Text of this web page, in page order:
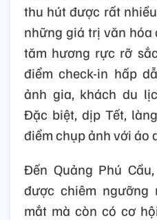
thu hút được rất
những giá trị văn hóa
tăm hương rực rỡ
điểm check-in hấp
ảnh gia, khách du
Đặc biệt, dịp Tết,
điểm chụp ảnh với áo
Đến Quảng Phú
được chiêm ngưỡng
mắt mà còn có cơ